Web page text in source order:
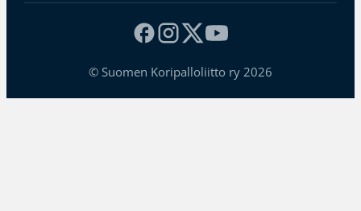
© Suomen Koripalloliitto ry 2026